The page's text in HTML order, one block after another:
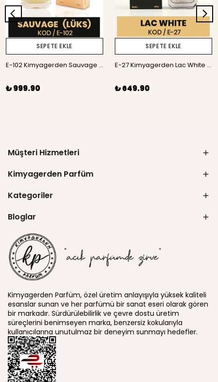
SEPETE EKLE
E-102 Kimyagerden Sauvage Lüks - %50 Esans - 50 ml
₺ 999.90
SEPETE EKLE
E-27 Kimyagerden Lac White - 50 ml
₺ 649.90
Müşteri Hizmetleri
Kimyagerden Parfüm
Kategoriler
Bloglar
Kimyagerden Parfüm, özel üretim anlayışıyla yüksek kaliteli
esanslar sunan ve her parfümü bir sanat eseri olarak gören
bir markadır. Sürdürülebilirlik ve çevre dostu üretim
süreçlerini benimseyen marka, benzersiz kokularıyla
kullanıcılarına unutulmaz bir deneyim sunmayı hedefler.